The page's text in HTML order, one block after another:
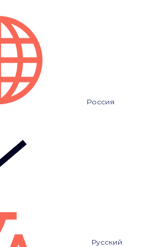
Россия
Русский